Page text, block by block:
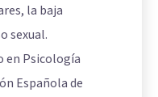
la baja
sexual.
en Psicología
Española de